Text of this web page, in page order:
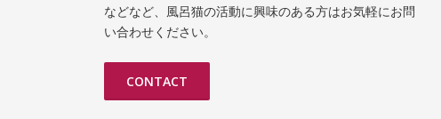
などなど、風呂猫の活動に興味のある方はお気軽にお問
い合わせください。
CONTACT